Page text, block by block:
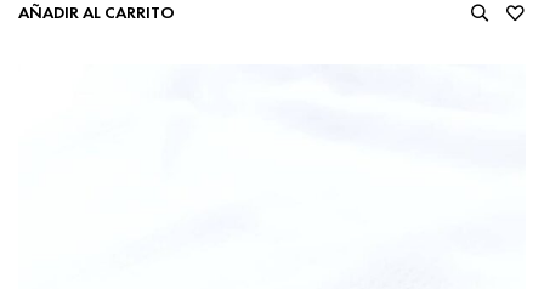
AÑADIR AL CARRITO